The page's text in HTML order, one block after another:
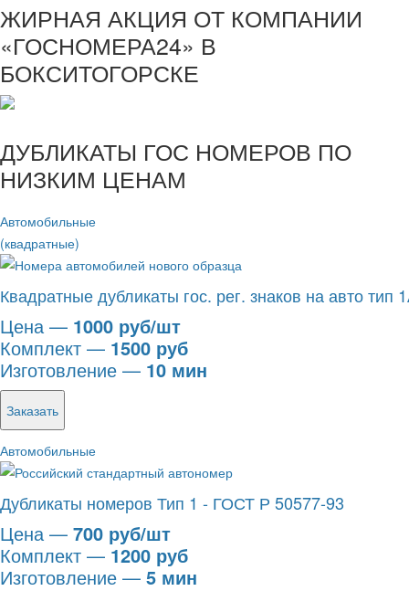
ЖИРНАЯ АКЦИЯ ОТ КОМПАНИИ
«ГОСНОМЕРА24» В
БОКСИТОГОРСКЕ
ДУБЛИКАТЫ ГОС НОМЕРОВ ПО
НИЗКИМ ЦЕНАМ
Автомобильные
(квадратные)
Квадратные дубликаты гос. рег. знаков на авто тип
Цена — 1000 руб/шт
Комплект — 1500 руб
Изготовление — 10 мин
Заказать
Автомобильные
Дубликаты номеров Тип 1 - ГОСТ Р 50577-93
Цена — 700 руб/шт
Комплект — 1200 руб
Изготовление — 5 мин